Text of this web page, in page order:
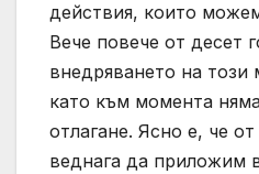
действия, които
Вече повече от десет
внедряването на този
като към момента
отлагане. Ясно е, че
веднага да приложим